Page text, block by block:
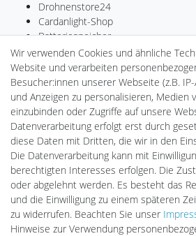
Drohnenstore24
Cardanlight-Shop
Batteriespeicher
PlentiSolar
Gebrauchtlicht
Ledkauf
DEYESOLAR
Lightech Connect
CardanLight Europe
FORTIMO LEDs
LED-RETROSHOP
Wallbox24
Impressum
Wir verwenden Cookies und ähnliche
Website und verarbeiten
Besucher:innen unserer Webseite (z.B.
und Anzeigen zu personalisieren, Medien
einzubinden oder Zugriffe auf unsere
Datenverarbeitung erfolgt erst durch
diese Daten mit Dritten, die wir in den
Die Datenverarbeitung kann mit
berechtigten Interesses erfolgen. Die
oder abgelehnt werden. Es besteht das
und die Einwilligung zu einem späteren
zu widerrufen. Beachten Sie unser
Hinweise zur Verwendung